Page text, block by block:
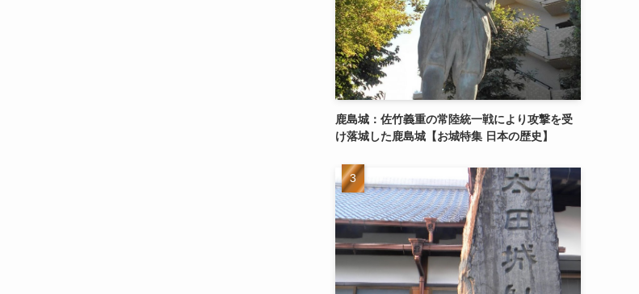
鹿島城：佐竹義重の常陸統一戦により攻撃を受
け落城した鹿島城【お城特集 日本の歴史】